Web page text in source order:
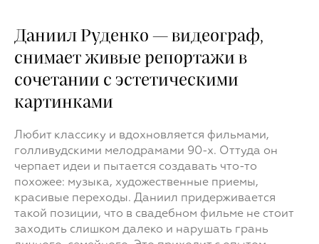
Даниил Руденко — видеограф,
снимает живые репортажи в
сочетании с эстетическими
картинками
Любит классику и вдохновляется фильмами,
голливудскими мелодрамами 90-х. Оттуда он
черпает идеи и пытается создавать что-то
похожее: музыка, художественные приемы,
красивые переходы. Даниил придерживается
такой позиции, что в свадебном фильме не стоит
заходить слишком далеко и нарушать грань